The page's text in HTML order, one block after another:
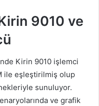
9010 ve
Kirin 9010 işlemci
ile eşleştirilmiş olup
sunuluyor.
ve grafik